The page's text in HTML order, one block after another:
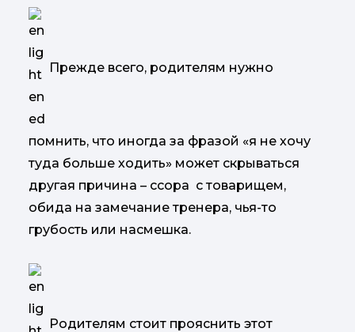
Прежде всего, родителям нужно
помнить, что иногда за фразой «я не хочу
туда больше ходить» может скрываться
другая причина – ссора с товарищем,
обида на замечание тренера, чья-то
грубость или насмешка.
Родителям стоит прояснить этот